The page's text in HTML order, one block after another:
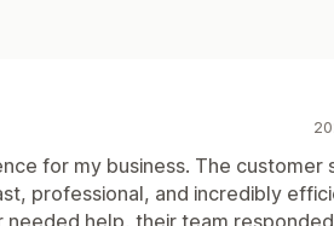
for my business. The customer
professional, and incredibly
needed help, their team